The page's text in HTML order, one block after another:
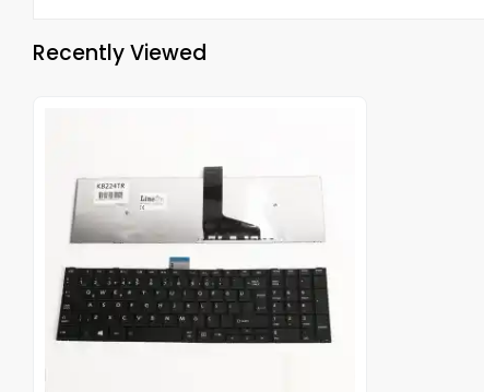
Recently Viewed